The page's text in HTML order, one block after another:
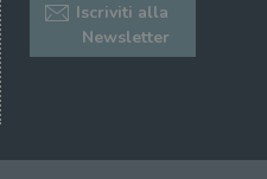
Iscriviti alla
Newsletter